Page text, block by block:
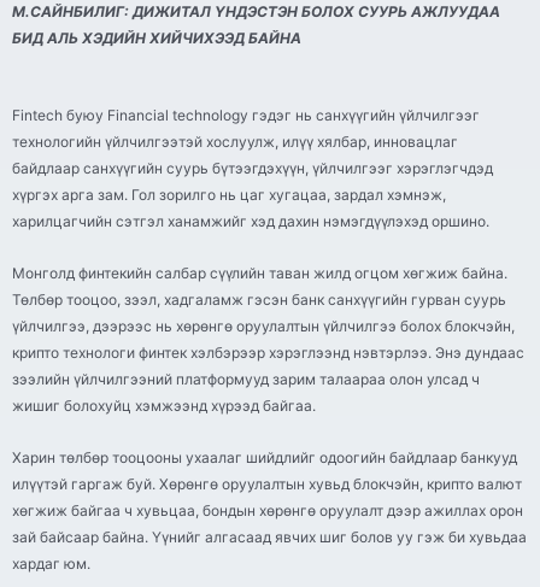
М.САЙНБИЛИГ: ДИЖИТАЛ ҮНДЭСТЭН БОЛОХ СУУРЬ АЖЛУУДАА
БИД АЛЬ ХЭДИЙН ХИЙЧИХЭЭД БАЙНА
Fintech буюу Financial technology гэдэг нь санхүүгийн үйлчилгээг
технологийн үйлчилгээтэй хослуулж, илүү хялбар, инновацлаг
байдлаар санхүүгийн суурь бүтээгдэхүүн, үйлчилгээг хэрэглэгчдэд
хүргэх арга зам. Гол зорилго нь цаг хугацаа, зардал хэмнэж,
харилцагчийн сэтгэл ханамжийг хэд дахин нэмэгдүүлэхэд оршино.
Монголд финтекийн салбар сүүлийн таван жилд огцом хөгжиж байна.
Төлбөр тооцоо, зээл, хадгаламж гэсэн банк санхүүгийн гурван суурь
үйлчилгээ, дээрээс нь хөрөнгө оруулалтын үйлчилгээ болох блокчэйн,
крипто технологи финтек хэлбэрээр хэрэглээнд нэвтэрлээ. Энэ дундаас
зээлийн үйлчилгээний платформууд зарим талаараа олон улсад ч
жишиг болохуйц хэмжээнд хүрээд байгаа.
Харин төлбөр тооцооны ухаалаг шийдлийг одоогийн байдлаар банкууд
илүүтэй гаргаж буй. Хөрөнгө оруулалтын хувьд блокчэйн, крипто валют
хөгжиж байгаа ч хувьцаа, бондын хөрөнгө оруулалт дээр ажиллах орон
зай байсаар байна. Үүнийг алгасаад явчих шиг болов уу гэж би хувьдаа
хардаг юм.